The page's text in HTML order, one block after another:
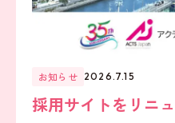
お知らせ 2026.7.15
採用サイトをリニ